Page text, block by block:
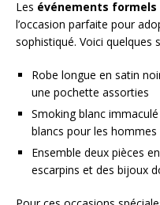
Les événements formels
l’occasion parfaite pour
sophistiqué. Voici quelques
Robe longue en satin
une pochette assorties
Smoking blanc
blancs pour les hommes
Ensemble deux pièces
escarpins et des bijoux